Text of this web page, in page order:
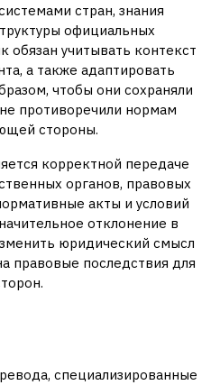
стран, знания
официальных
обязан учитывать контекст
а также адаптировать
чтобы они сохраняли
противоречили нормам
стороны.
корректной передаче
органов, правовых
акты и условий
отклонение в
юридический смысл
правовые последствия для
специализированные